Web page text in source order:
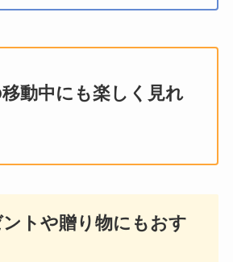
動中にも楽しく見れ
トや贈り物にもおす